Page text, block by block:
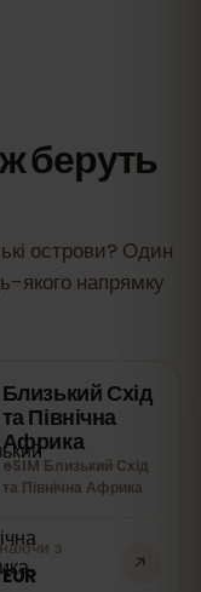
беруть
острови? Один
якого напрямку
Близький Схід
та Північна
Африка
eSIM Близький Схід
та Північна Африка
з